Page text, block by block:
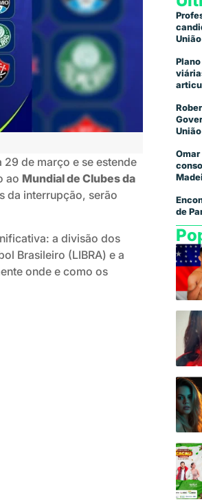
29 de março e se estende
ao Mundial de Clubes da
da interrupção, serão
a divisão dos
Brasileiro (LIBRA) e a
onde e como os
de